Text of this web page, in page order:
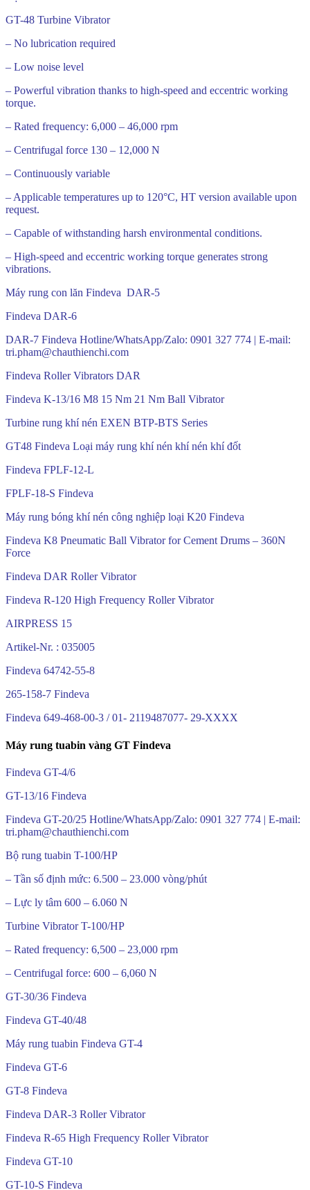
GT-48 Turbine Vibrator
– No lubrication required
– Low noise level
– Powerful vibration thanks to high-speed and eccentric working
torque.
– Rated frequency: 6,000 – 46,000 rpm
– Centrifugal force 130 – 12,000 N
– Continuously variable
– Applicable temperatures up to 120°C, HT version available upon
request.
– Capable of withstanding harsh environmental conditions.
– High-speed and eccentric working torque generates strong
vibrations.
Máy rung con lăn Findeva DAR-5
Findeva DAR-6
DAR-7 Findeva Hotline/WhatsApp/Zalo: 0901 327 774 | E-mail:
tri.pham@chauthienchi.com
Findeva Roller Vibrators DAR
Findeva K-13/16 M8 15 Nm 21 Nm Ball Vibrator
Turbine rung khí nén EXEN BTP-BTS Series
GT48 Findeva Loại máy rung khí nén khí nén khí đốt
Findeva FPLF-12-L
FPLF-18-S Findeva
Máy rung bóng khí nén công nghiệp loại K20 Findeva
Findeva K8 Pneumatic Ball Vibrator for Cement Drums – 360N
Force
Findeva DAR Roller Vibrator
Findeva R-120 High Frequency Roller Vibrator
AIRPRESS 15
Artikel-Nr. : 035005
Findeva 64742-55-8
265-158-7 Findeva
Findeva 649-468-00-3 / 01- 2119487077- 29-XXXX
Máy rung tuabin vàng GT Findeva
Findeva GT-4/6
GT-13/16 Findeva
Findeva GT-20/25 Hotline/WhatsApp/Zalo: 0901 327 774 | E-mail:
tri.pham@chauthienchi.com
Bộ rung tuabin T-100/HP
– Tần số định mức: 6.500 – 23.000 vòng/phút
– Lực ly tâm 600 – 6.060 N
Turbine Vibrator T-100/HP
– Rated frequency: 6,500 – 23,000 rpm
– Centrifugal force: 600 – 6,060 N
GT-30/36 Findeva
Findeva GT-40/48
Máy rung tuabin Findeva GT-4
Findeva GT-6
GT-8 Findeva
Findeva DAR-3 Roller Vibrator
Findeva R-65 High Frequency Roller Vibrator
Findeva GT-10
GT-10-S Findeva